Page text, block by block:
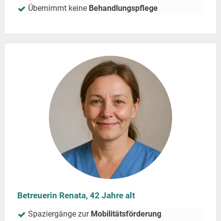
Übernimmt keine Behandlungspflege
Betreuerin Renata, 42 Jahre alt
Spaziergänge zur Mobilitätsförderung